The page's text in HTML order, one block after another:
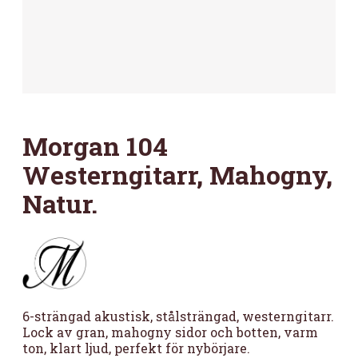
Morgan 104
Westerngitarr, Mahogny,
Natur.
6-strängad akustisk, stålsträngad, westerngitarr.
Lock av gran, mahogny sidor och botten, varm
ton, klart ljud, perfekt för nybörjare.